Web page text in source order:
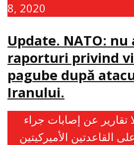
8, 2020
Update. NATO: nu
raporturi privind
pagube după
Iranului.
تقارير عن إصابات جراء
القاعدتين الأميركيتين